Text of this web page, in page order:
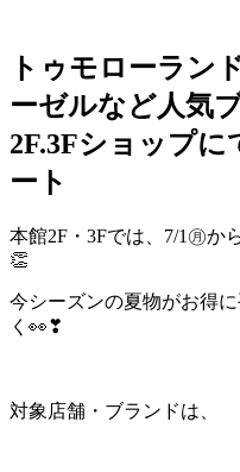
トゥモローラン
ーゼルなど人気
2F.3Fショップに
ート
本館2F・3Fでは、7/1㊊か
👏
今シーズンの夏物がお得
く👀❣
対象店舗・ブランドは、